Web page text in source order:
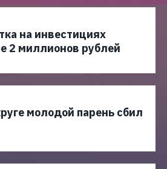
на инвестициях
2 миллионов рублей
молодой парень сбил